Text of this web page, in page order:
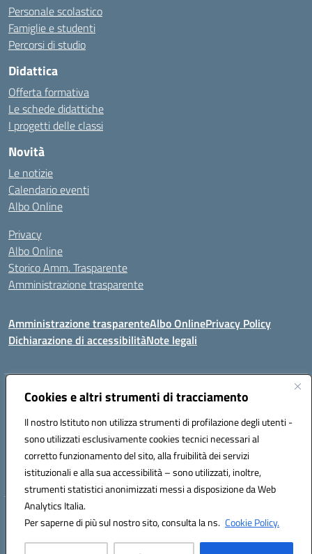
Cookies e altri strumenti di tracciamento
Il nostro Istituto non utilizza strumenti di profilazione degli utenti -
sono utilizzati esclusivamente cookies tecnici necessari al
corretto funzionamento del sito, alla fruibilità dei servizi
istituzionali e alla sua accessibilità – sono utilizzati, inoltre,
strumenti statistici anonimizzati messi a disposizione da Web
Analytics Italia.
Per saperne di più sul nostro sito, consulta la ns. Cookie Policy.
Personale scolastico
Famiglie e studenti
Percorsi di studio
Didattica
Offerta formativa
Le schede didattiche
I progetti delle classi
Novità
Le notizie
Calendario eventi
Albo Online
Privacy
Albo Online
Storico Amm. Trasparente
Amministrazione trasparente
Amministrazione trasparenteAlbo OnlinePrivacy Policy
Dichiarazione di accessibilitàNote legali
Indirizzo:Via Mastelloni - Viale Colombo 71121 Foggia
Posta elettronica certificata (PEC):fgic885004@pec.istruzione.it
Codice fiscale: 94118760712
Codice meccanografico: FGIC885004
Hosting & Powered by 3D Solution S.r.l.
Concept & Design by Designers Italia